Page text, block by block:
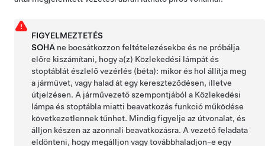
FIGYELMEZTETÉS
SOHA ne bocsátkozzon feltételezésekbe és ne próbálja
előre kiszámítani, hogy a(z) Közlekedési lámpát és
stoptáblát észlelő vezérlés (béta): mikor és hol állítja meg
a járművet, vagy halad át egy kereszteződésen, illetve
útjelzésen. A járművezető szempontjából a Közlekedési
lámpa és stoptábla miatti beavatkozás funkció működése
következetlennek tűnhet. Mindig figyelje az útvonalat, és
álljon készen az azonnali beavatkozásra. A vezető feladata
eldönteni, hogy megálljon vagy továbbhaladjon-e egy